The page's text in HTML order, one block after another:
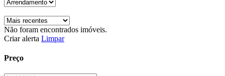
Não foram encontrados imóveis.
Criar alerta Limpar
Preço